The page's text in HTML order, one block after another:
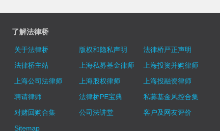
了解法律桥
关于法律桥 版权和隐私声明
法律桥严正声明
法律桥主站
上海私募基金律师
上海投资并购律师
上海公司法律师
上海股权律师
上海投融资律师
聘请律师
法律桥PE宝典
私募基金风控合集
对赌回购合集
公司法讲堂
客户及网友评价
Sitemap